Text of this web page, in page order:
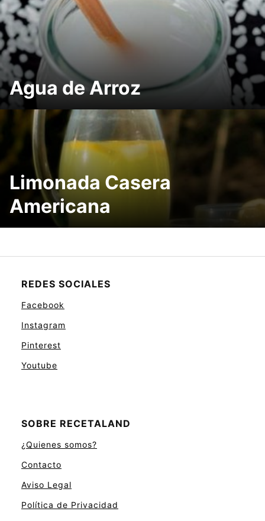
Agua de Arroz
Limonada Casera
Americana
REDES SOCIALES
Facebook
Instagram
Pinterest
Youtube
SOBRE RECETALAND
¿Quienes somos?
Contacto
Aviso Legal
Política de Privacidad